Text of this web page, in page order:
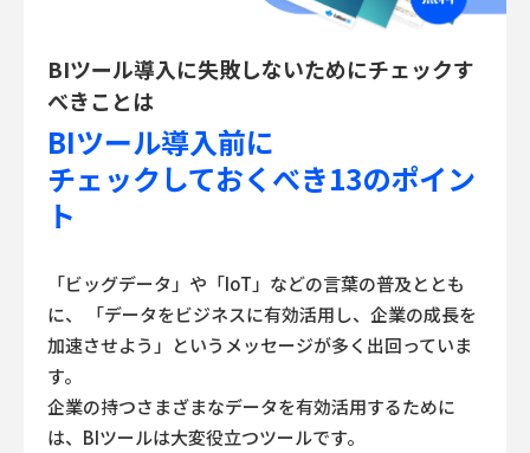
BIツール導入に失敗しないためにチェックす
べきことは
BIツール導入前に
チェックしておくべき13のポイン
ト
「ビッグデータ」や「IoT」などの言葉の普及ととも
に、
「データをビジネスに有効活用し、企業の成長を
加速させよう」というメッセージが多く出回っていま
す。
企業の持つさまざまなデータを有効活用するために
は、BIツールは大変役立つツールです。